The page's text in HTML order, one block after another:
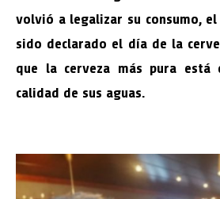
volvió a legalizar su consumo,
sido declarado el día de la
que la cerveza más pura
calidad de sus aguas.